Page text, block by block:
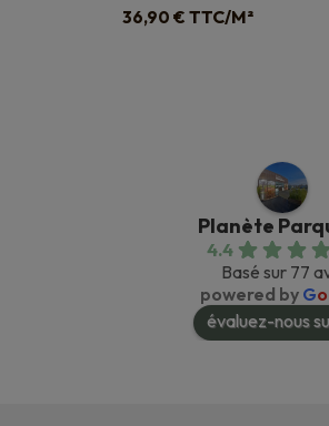
36,90 € TTC/M²
Planète
4.4
Basé sur 77
powered by Go
évaluez-nous